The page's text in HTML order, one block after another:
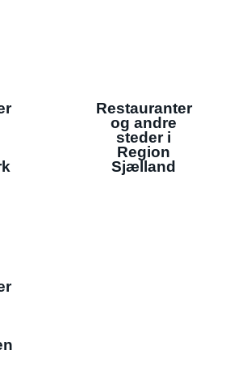
Restauranter
og andre
steder i
Region
Sjælland